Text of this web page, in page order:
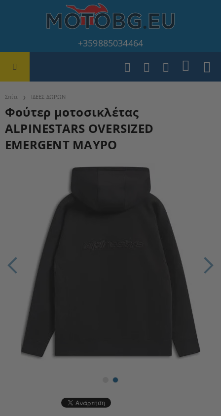
+359885034464
Σπίτι ΙΔΕΕΣ ΔΩΡΩΝ
Φούτερ μοτοσικλέτας
ALPINESTARS OVERSIZED
EMERGENT ΜΑΥΡΟ